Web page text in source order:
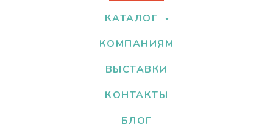
КАТАЛОГ
КОМПАНИЯМ
ВЫСТАВКИ
КОНТАКТЫ
БЛОГ